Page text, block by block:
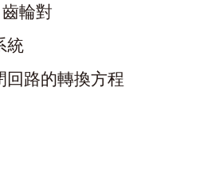
輪對
統
回路的轉換方程